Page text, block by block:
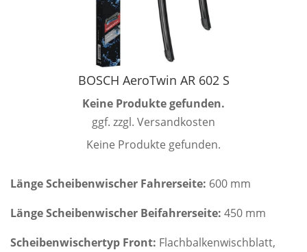
BOSCH AeroTwin AR 602 S
Keine Produkte gefunden.
ggf. zzgl. Versandkosten
Keine Produkte gefunden.
Länge Scheibenwischer Fahrerseite: 600 mm
Länge Scheibenwischer Beifahrerseite: 450 mm
Scheibenwischertyp Front: Flachbalkenwischblatt,